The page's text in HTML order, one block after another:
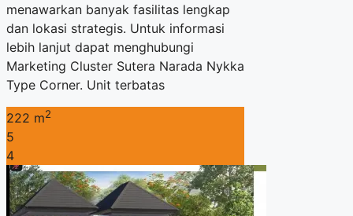
menawarkan banyak fasilitas lengkap
dan lokasi strategis. Untuk informasi
lebih lanjut dapat menghubungi
Marketing Cluster Sutera Narada Nykka
Type Corner. Unit terbatas
222 m2
5
4